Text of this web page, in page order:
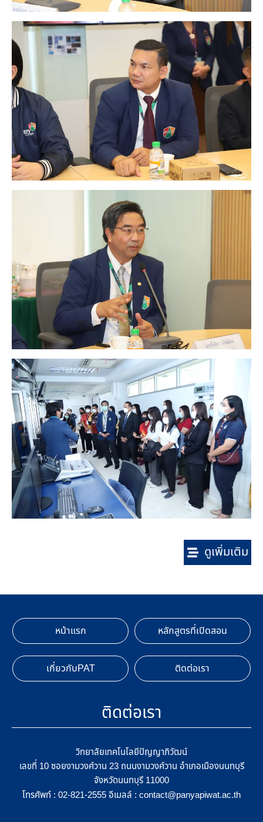
ดูเพิ่มเติม
หน้าแรก หลักสูตรที่เปิดสอน
เกี่ยวกับPAT ติดต่อเรา
ติดต่อเรา
วิทยาลัยเทคโนโลยีปัญญาภิวัฒน์
เลขที่ 10 ซอยงามวงศ์วาน 23 ถนนงามวงศ์วาน อำเภอเมืองนนทบุรี
จังหวัดนนทบุรี 11000
โทรศัพท์ : 02-821-2555 อีเมลล์ : contact@panyapiwat.ac.th